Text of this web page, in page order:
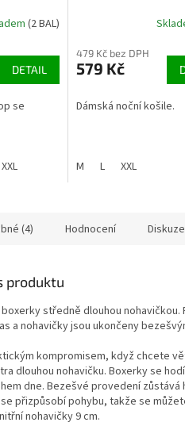
(2 BAL)
DETAIL
se
XXL
479 Kč bez DPH
579 Kč
Dámská noční košile.
M L XXL
(4) Hodnocení Diskuze
produktu
středně dlouhou nohavičkou.
a nohavičky jsou ukončeny
kompromisem, když chcete
dlouhou nohavičku. Boxerky se
dne. Bezešvé provedení zůstává
přizpůsobí pohybu, takže se
nohavičky 9 cm.